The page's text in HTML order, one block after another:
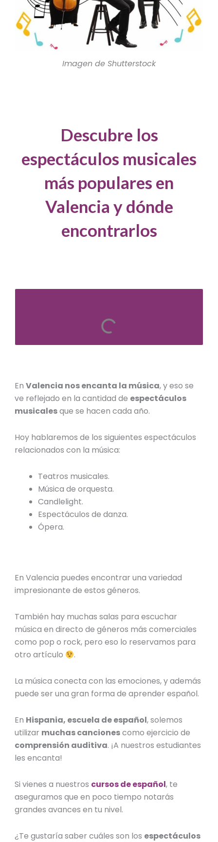
Imagen de Shutterstock
Descubre los
espectáculos musicales
más populares en
Valencia y dónde
encontrarlos
EnValencia nos encanta la música, y eso se
ve reflejado en la cantidad de espectáculos
musicalesque se hacen cada año.
Hoy hablaremos de los siguientes espectáculos
relacionados con la música:
Teatros musicales.
Música de orquesta.
Candlelight.
Espectáculos de danza.
Ópera.
En Valencia puedes encontrar una variedad
impresionante de estos géneros.
También hay muchas salas para escuchar
música en directo de géneros más comerciales
como pop o rock, pero eso lo reservamos para
otro artículo
.
La música conecta con las emociones, y además
puede ser una gran forma de aprender español.
En Hispania, escuela de español, solemos
utilizar muchas cancionescomo ejercicio de
comprensión auditiva. ¡A nuestros estudiantes
les encanta!
Si vienes a nuestros cursos de español, te
aseguramos que en poco tiempo notarás
grandes avances en tu nivel.
¿Te gustaría saber cuáles son los espectáculos